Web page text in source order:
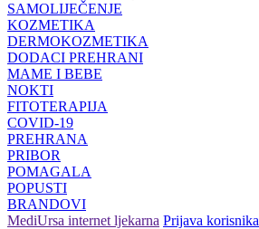
SAMOLIJEČENJE
KOZMETIKA
DERMOKOZMETIKA
DODACI PREHRANI
MAME I BEBE
NOKTI
FITOTERAPIJA
COVID-19
PREHRANA
PRIBOR
POMAGALA
POPUSTI
BRANDOVI
MediUrsa internet ljekarna Prijava korisnika